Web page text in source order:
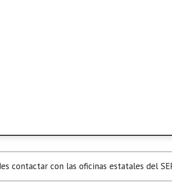
contactar con las oficinas estatales del